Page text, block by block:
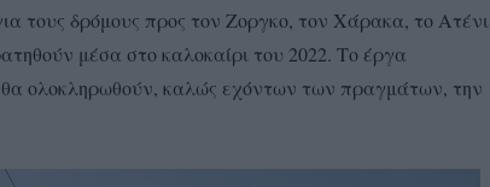
τους δρόμους προς τον Ζοργκο, τον Χάρακα, το Ατένι
μέσα στο καλοκαίρι του 2022. Το έργα
θα ολοκληρωθούν, καλώς εχόντων των πραγμάτων, την